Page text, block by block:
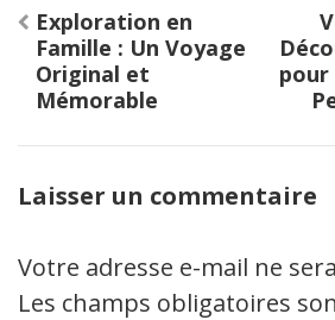
Navigation
de
l’article
Exploration en
Famille : Un Voyage
Original et
Mémorable
pour
Laisser un commentaire
Votre adresse e-mail ne
Les champs obligatoires